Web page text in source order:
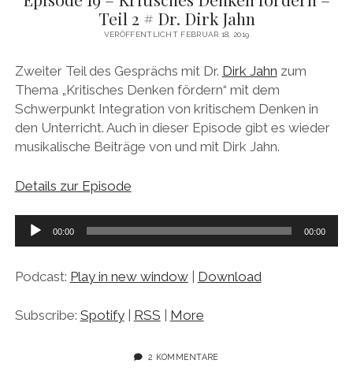
Teil 2 # Dr. Dirk Jahn
VERÖFFENTLICHT FEBRUAR 18, 2019
Zweiter Teil des Gesprächs mit Dr. Dirk Jahn zum
Thema „Kritisches Denken fördern“ mit dem
Schwerpunkt Integration von kritischem Denken in
den Unterricht. Auch in dieser Episode gibt es wieder
musikalische Beiträge von und mit Dirk Jahn.
Details zur Episode
Audio-
Player
00:00 00:00
Podcast: Play in new window| Download
Subscribe: Spotify| RSS More
2 KOMMENTARE